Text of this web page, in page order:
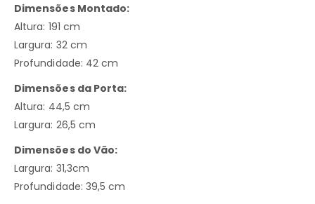
Dimensões Montado:
Altura: 191 cm
Largura: 32 cm
Profundidade: 42 cm
Dimensões da Porta:
Altura: 44,5 cm
Largura: 26,5 cm
Dimensões do Vão:
Largura: 31,3cm
Profundidade: 39,5 cm